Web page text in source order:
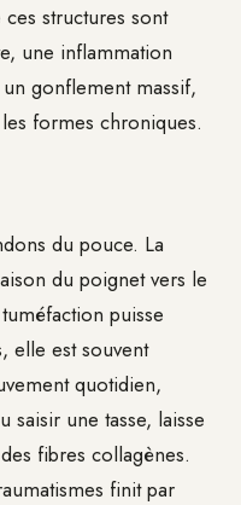
structures sont
une inflammation
gonflement massif,
formes chroniques.
du pouce. La
du poignet vers le
puisse
elle est souvent
quotidien,
une tasse, laisse
fibres collagènes.
finit par